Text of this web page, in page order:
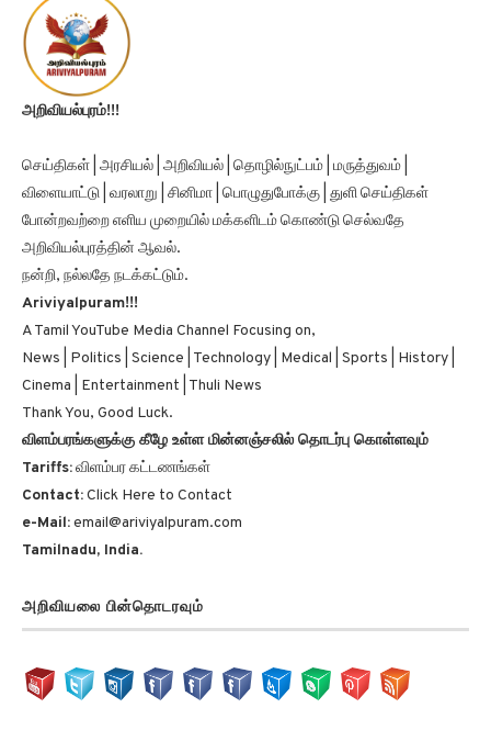
அறிவியல்புரம்!!!
செய்திகள் | அரசியல் | அறிவியல் | தொழில்நுட்பம் | மருத்துவம் |
விளையாட்டு | வரலாறு | சினிமா | பொழுதுபோக்கு | துளி செய்திகள்
போன்றவற்றை எளிய முறையில் மக்களிடம் கொண்டு செல்வதே
அறிவியல்புரத்தின் ஆவல்.
நன்றி, நல்லதே நடக்கட்டும்.
Ariviyalpuram!!!
A Tamil YouTube Media Channel Focusing on,
News | Politics | Science | Technology | Medical | Sports | History |
Cinema | Entertainment | Thuli News
Thank You, Good Luck.
விளம்பரங்களுக்கு கீழே உள்ள மின்னஞ்சலில் தொடர்பு கொள்ளவும்
Tariffs:விளம்பர கட்டணங்கள்
Contact:Click Here to Contact
e-Mail:email@ariviyalpuram.com
Tamilnadu, India.
அறிவியலை பின்தொடரவும்